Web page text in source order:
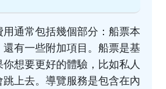
通常包括幾個部分：船票本
有一些附加項目。船票是基
想要更好的體驗，比如私人
上去。導覽服務是包含在內